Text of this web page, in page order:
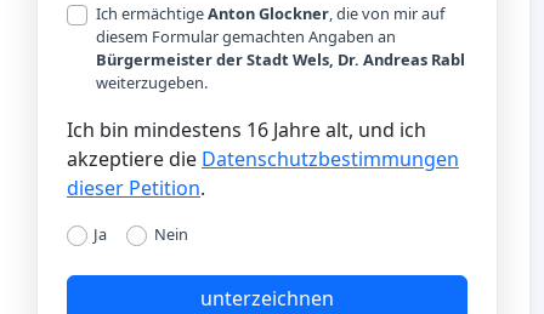
Ich ermächtigeAnton Glockner, die von mir auf
diesem Formular gemachten Angaben an
Bürgermeister der Stadt Wels, Dr. Andreas Rabl
weiterzugeben.
Ich bin mindestens 16 Jahre alt, und ich
akzeptiere die Datenschutzbestimmungen
dieser Petition.
Ja Nein
unterzeichnen